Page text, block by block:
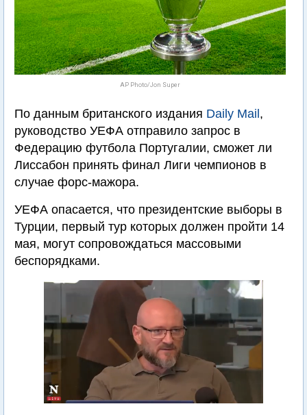
AP Photo/Jon Super
По данным британского издания Daily Mail ,
руководство УЕФА отправило запрос в
Федерацию футбола Португалии, сможет ли
Лиссабон принять финал Лиги чемпионов в
случае форс-мажора.
УЕФА опасается, что президентские выборы в
Турции, первый тур которых должен пройти 14
мая, могут сопровождаться массовыми
беспорядками.